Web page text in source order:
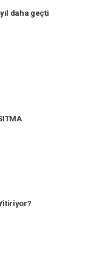
daha geçti